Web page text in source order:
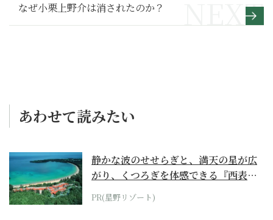
なぜ小栗上野介は消されたのか？
あわせて読みたい
静かな波のせせらぎと、満天の星が広
がり、くつろぎを体感できる『西表島
ホテル by...
PR(星野リゾート)